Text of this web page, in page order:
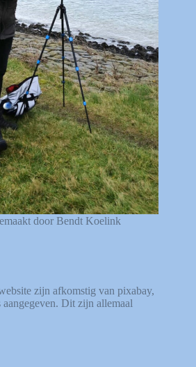
door Bendt Koelink
zijn afkomstig van pixabay,
aangegeven. Dit zijn allemaal